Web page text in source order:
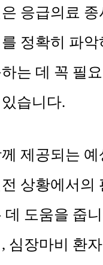
응급의료
정확히 파악
는 데 꼭 필
습니다.
제공되는
상황에서의
데 도움을 줍
심장마비 환